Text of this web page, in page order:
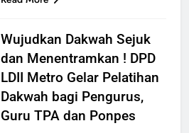
Wujudkan Dakwah Sejuk
dan Menentramkan ! DPD
LDII Metro Gelar Pelatihan
Dakwah bagi Pengurus,
Guru TPA dan Ponpes